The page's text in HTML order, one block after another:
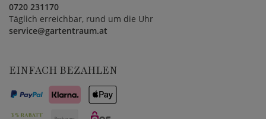
0720 231170
Täglich erreichbar, rund um die Uhr
service@gartentraum.at
EINFACH BEZAHLEN